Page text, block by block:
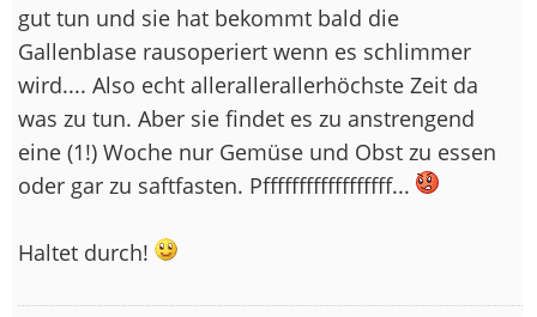
gut tun und sie hat bekommt bald die
Gallenblase rausoperiert wenn es schlimmer
wird.... Also echt allerallerallerhöchste Zeit da
was zu tun. Aber sie findet es zu anstrengend
eine (1!) Woche nur Gemüse und Obst zu essen
oder gar zu saftfasten. Pffffffffffffffffff...
Haltet durch!